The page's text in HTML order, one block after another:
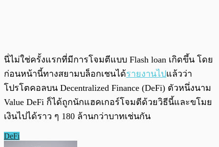
นี่ไม่ใช่ครั้งแรกที่มีการโจมตีแบบ Flash loan เกิดขึ้น โดย
ก่อนหน้านี้ทางสยามบล็อกเชนได้รายงานไปแล้วว่า
โปรโตคอลบน Decentralized Finance (DeFi) ตัวหนึ่งนาม
Value DeFi ก็ได้ถูกนักแฮคเกอร์โจมตีด้วยวิธีนี้และขโมย
เงินไปได้ราว ๆ 180 ล้านกว่าบาทเช่นกัน
DeFi